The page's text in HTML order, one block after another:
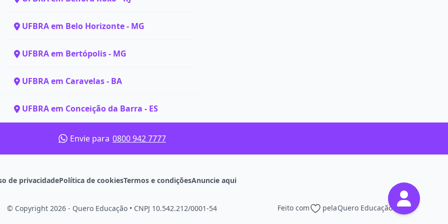
UFBRA em Belo Horizonte - MG
UFBRA em Bertópolis - MG
UFBRA em Caravelas - BA
UFBRA em Conceição da Barra - ES
Envie para 0800 942 7777
de privacidadePolítica de cookiesTermos e condiçõesAnuncie aqui
© Copyright 2026 - Quero Educação • CNPJ 10.542.212/0001-54 Feito com pelaQuero Educação